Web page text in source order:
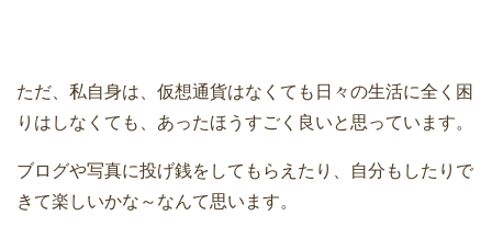
ただ、私自身は、仮想通貨はなくても日々の生活に全く困
りはしなくても、あったほうすごく良いと思っています。
ブログや写真に投げ銭をしてもらえたり、自分もしたりで
きて楽しいかな～なんて思います。